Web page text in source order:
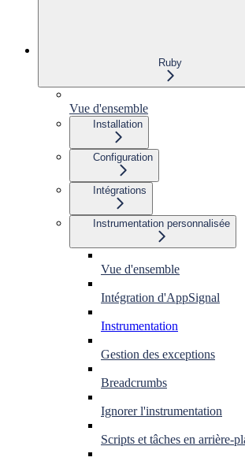
Ruby
Vue d'ensemble
Installation
Configuration
Intégrations
Instrumentation personnalisée
Vue d'ensemble
Intégration d'AppSignal
Instrumentation
Gestion des exceptions
Breadcrumbs
Ignorer l'instrumentation
Scripts et tâches en arrière-